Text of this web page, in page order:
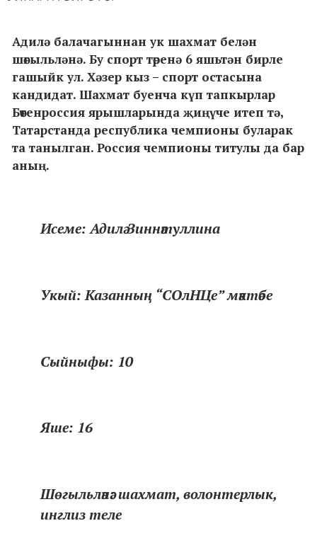
Адилә балачагыннан ук шахмат белән
шөгыльләнә. Бу спорт төренә 6 яшьтән бирле
гашыйк ул. Хәзер кыз – спорт остасына
кандидат. Шахмат буенча күп тапкырлар
Бөтенроссия ярышларында җиңүче итеп тә,
Татарстанда республика чемпионы буларак
та танылган. Россия чемпионы титулы да бар
аның.
Исеме: Адилә Зиннәтуллина
Укый: Казанның “СОлНЦе” мәктәбе
Сыйныфы: 10
Яше: 16
Шөгыльләнә: шахмат, волонтерлык,
инглиз теле